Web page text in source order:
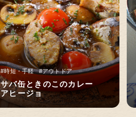
#時短・手軽 #アウトドア
サバ缶ときのこのカレー
アヒージョ